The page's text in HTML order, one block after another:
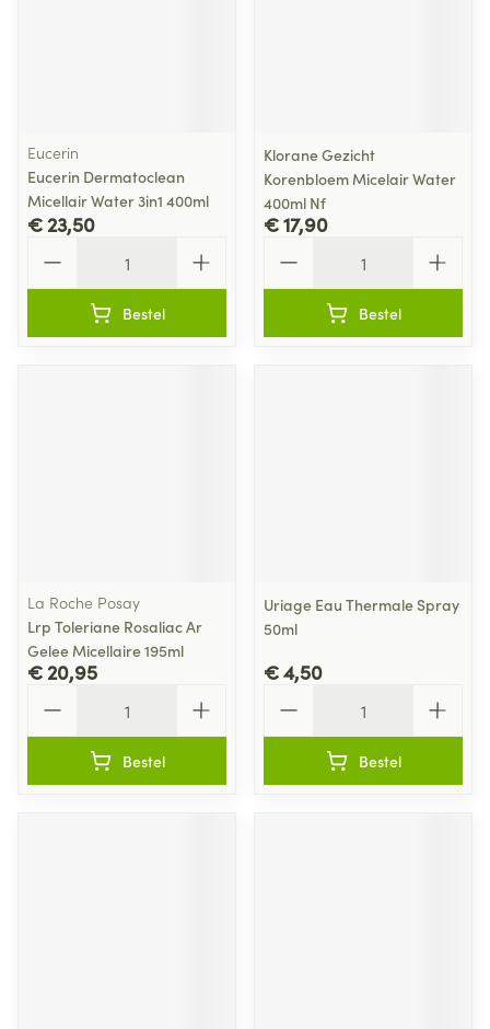
Eucerin
Eucerin Dermatoclean
Micellair Water 3in1 400ml
€ 23,50
Bestel
Klorane Gezicht
Korenbloem Micelair Water
400ml Nf
€ 17,90
Bestel
La Roche Posay
Lrp Toleriane Rosaliac Ar
Gelee Micellaire 195ml
€ 20,95
Bestel
Uriage Eau Thermale Spray
50ml
€ 4,50
Bestel